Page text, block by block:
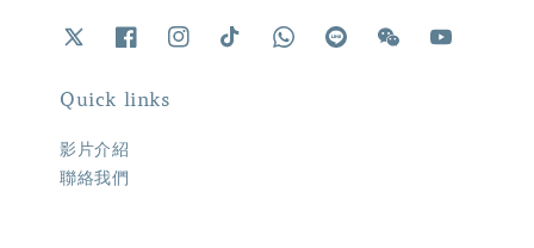
Quick links
影片介紹
聯絡我們